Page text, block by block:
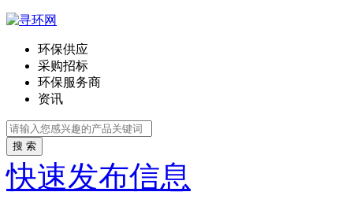
环保供应
采购招标
环保服务商
资讯
搜 索
快速发布信息